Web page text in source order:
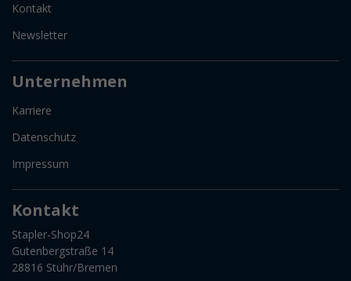
Kontakt
Newsletter
Unternehmen
Karriere
Datenschutz
Impressum
Kontakt
Stapler-Shop24
Gutenbergstraße 14
28816 Stuhr/Bremen